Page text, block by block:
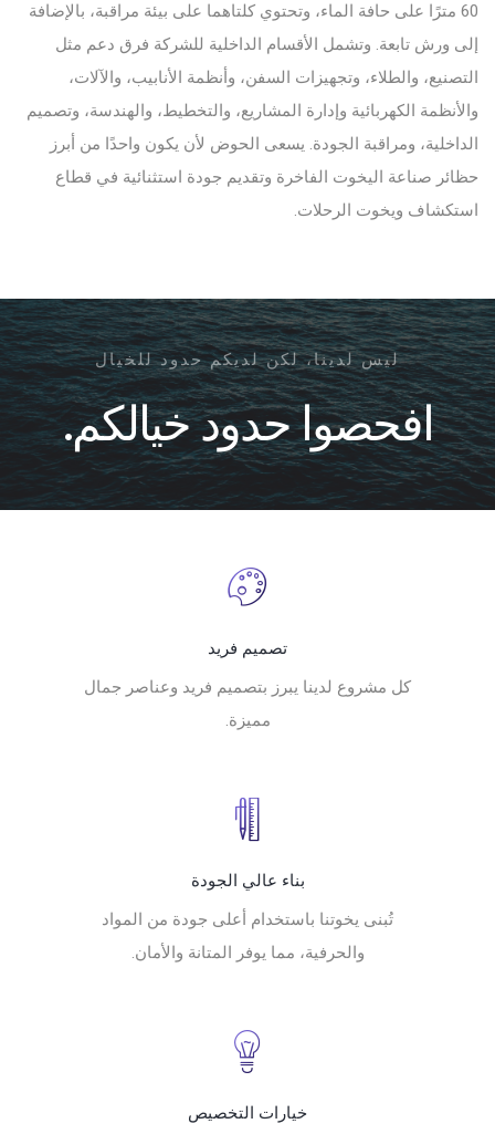
60 مترًا على حافة الماء، وتحتوي كلتاهما على بيئة مراقبة، بالإضافة
إلى ورش تابعة. وتشمل الأقسام الداخلية للشركة فرق دعم مثل
التصنيع، والطلاء، وتجهيزات السفن، وأنظمة الأنابيب، والآلات،
والأنظمة الكهربائية وإدارة المشاريع، والتخطيط، والهندسة، وتصميم
الداخلية، ومراقبة الجودة. يسعى الحوض لأن يكون واحدًا من أبرز
حظائر صناعة اليخوت الفاخرة وتقديم جودة استثنائية في قطاع
استكشاف ويخوت الرحلات.
ليس لدينا، لكن لديكم حدود للخيال
افحصوا حدود خيالكم.
تصميم فريد
كل مشروع لدينا يبرز بتصميم فريد وعناصر جمال
مميزة.
بناء عالي الجودة
تُبنى يخوتنا باستخدام أعلى جودة من المواد
والحرفية، مما يوفر المتانة والأمان.
خيارات التخصيص